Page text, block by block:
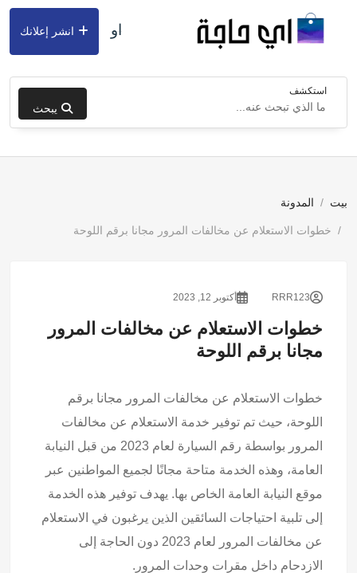
استكشف
يبحث
او انشر إعلانك
بيت المدونة
خطوات الاستعلام عن مخالفات المرور مجانا برقم اللوحة
RRR123 أكتوبر 12, 2023
خطوات الاستعلام عن مخالفات المرور
مجانا برقم اللوحة
خطوات الاستعلام عن مخالفات المرور مجانا برقم
اللوحة، حيث تم توفير خدمة الاستعلام عن مخالفات
المرور بواسطة رقم السيارة لعام 2023 من قبل النيابة
العامة، وهذه الخدمة متاحة مجانًا لجميع المواطنين عبر
موقع النيابة العامة الخاص بها. يهدف توفير هذه الخدمة
إلى تلبية احتياجات السائقين الذين يرغبون في الاستعلام
عن مخالفات المرور لعام 2023 دون الحاجة إلى
الازدحام داخل مقرات وحدات المرور.